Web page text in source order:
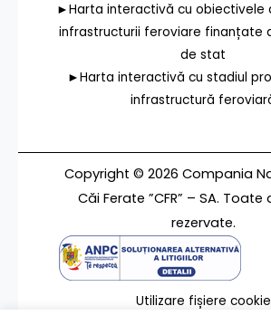
►Harta interactivă cu obiectivele
infrastructurii feroviare finanțate
de stat
►Harta interactivă cu stadiul
infrastructură
Copyright © 2026 Compania
Căi Ferate ”CFR” – SA. Toate
rezervate.
Utilizare fișiere cookie